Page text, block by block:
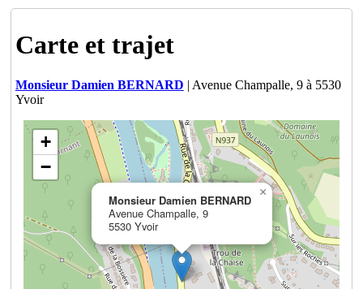
Carte et trajet
Monsieur Damien BERNARD | Avenue Champalle, 9 à 5530
Yvoir
Monsieur Damien BERNARD
Avenue Champalle, 9
5530 Yvoir
×
+
−